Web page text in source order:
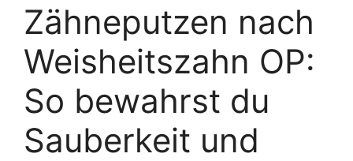
Zähneputzen nach
Weisheitszahn OP:
So bewahrst du
Sauberkeit und